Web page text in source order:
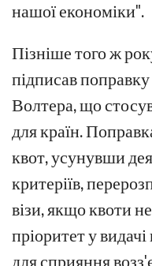
нашої економіки".
Пізніше того ж
підписав
Волтера, що
для країн.
квот, усунувши
критеріїв,
візи, якщо квоти
пріоритет у
для сприяння